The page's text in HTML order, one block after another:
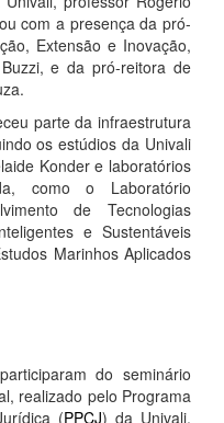
com a presença da pró-
Extensão e Inovação,
e da pró-reitora de
parte da infraestrutura
os estúdios da Univali
Konder e laboratórios
como o Laboratório
de Tecnologias
e Sustentáveis
Marinhos Aplicados
do seminário
realizado pelo Programa
(PPCJ) da Univali.